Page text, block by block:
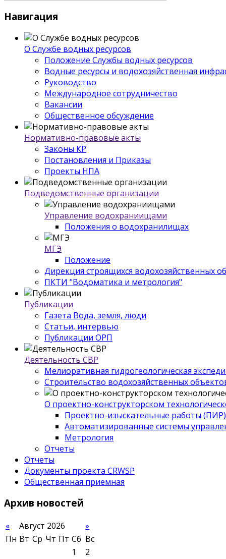
Навигация
О Службе водных ресурсов
Положение Службы водных ресурсов
Водные ресурсы и водохозяйственная
Руководство
Международное сотрудничество
Вакансии
Общественное обсуждение
Нормативно-правовые акты
Законы КР
Постановления и Приказы
Проекты НПА
Подведомственные организации
Управление водохраниищами
Положения о водохранилищах
МГЭ
Положение
Дирекция строящихся водохозяйственных
ПКТИ "Водоматика и метрология"
Публикации
Газета Вода, земля, люди
Статьи, интервью
Публикации ОРП
Деятельность СВР
Мелиоративная гидрогеологическая
Строительство водохозяйственных
О проектно-конструкторском
Проектно-изыскательные работы (ПИР)
Автоматизированные системы
Метрология
Отчеты
Отчеты
Документы проекта CRWSP
Общественная приемная
Архив новостей
« Август 2026
»
Пн Вт Ср Чт Пт Сб Вс
1
2